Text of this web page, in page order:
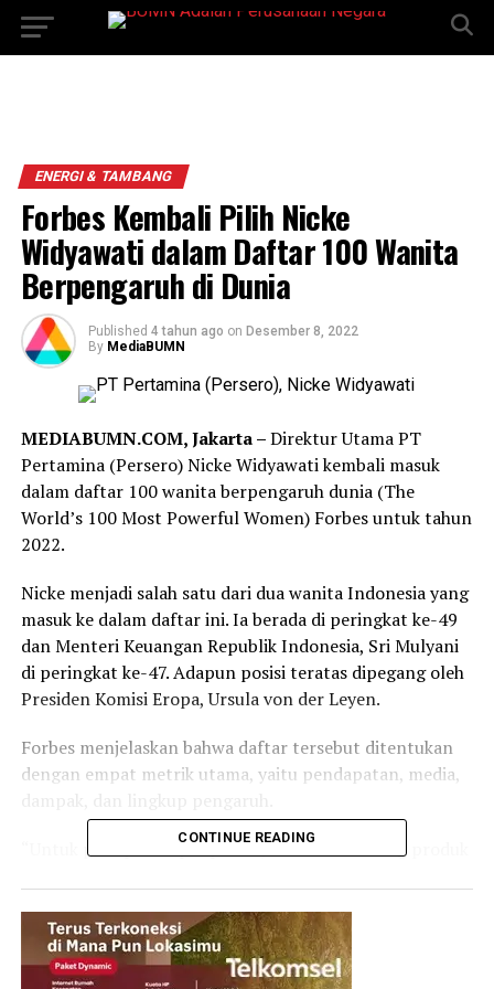
ENERGI & TAMBANG
Forbes Kembali Pilih Nicke
Widyawati dalam Daftar 100 Wanita
Berpengaruh di Dunia
Published 4 tahun ago on Desember 8, 2022
By MediaBUMN
MEDIABUMN.COM, Jakarta –Direktur Utama PT
Pertamina (Persero) Nicke Widyawati kembali masuk
dalam daftar 100 wanita berpengaruh dunia (The
World’s 100 Most Powerful Women) Forbes untuk tahun
2022.
Nicke menjadi salah satu dari dua wanita Indonesia yang
masuk ke dalam daftar ini. Ia berada di peringkat ke-49
dan Menteri Keuangan Republik Indonesia, Sri Mulyani
di peringkat ke-47. Adapun posisi teratas dipegang oleh
Presiden Komisi Eropa, Ursula von der Leyen.
Forbes menjelaskan bahwa daftar tersebut ditentukan
dengan empat metrik utama, yaitu pendapatan, media,
“Untuk para pemimpin politik, kami menimbang produk
media menyebutkan dan menjangkau semua. Hasilnya
adalah kumpulan wanita yang melawan status quo,”
tulis Forbes.
CONTINUE READING